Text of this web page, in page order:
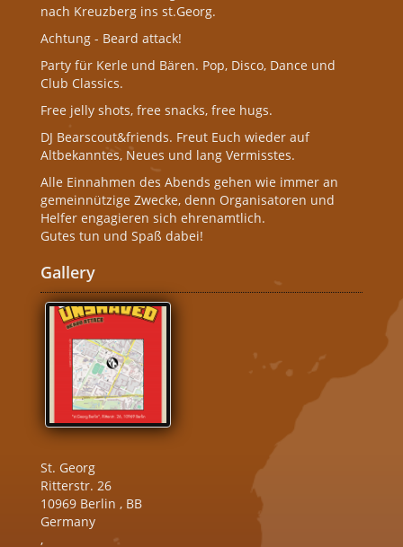
nach Kreuzberg ins st.Georg.
Achtung - Beard attack!
Party für Kerle und Bären. Pop, Disco, Dance und
Club Classics.
Free jelly shots, free snacks, free hugs.
DJ Bearscout&friends. Freut Euch wieder auf
Altbekanntes, Neues und lang Vermisstes.
Alle Einnahmen des Abends gehen wie immer an
gemeinnützige Zwecke, denn Organisatoren und
Helfer engagieren sich ehrenamtlich.
Gutes tun und Spaß dabei!
Gallery
St. Georg
Ritterstr. 26
10969 Berlin , BB
Germany
,